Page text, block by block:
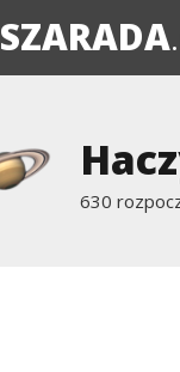
SZARADA
630